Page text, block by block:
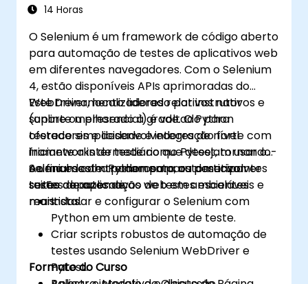
14 Horas
O Selenium é um framework de código aberto
para automação de testes de aplicativos web
em diferentes navegadores. Com o Selenium
4, estão disponíveis APIs aprimoradas do
WebDriver, localizadores relativos nativos e
suporte melhorado à grade. O Python
oferece simplicidade e integração forte com
frameworks de teste como Pytest, tornando-
o uma escolha poderosa para desenvolver
suites de automação de testes escaláveis e
mantidas.
Este treinamento liderado por instrutor
(online ou presencial) é voltado para
testadores e desenvolvedores de nível
iniciante a intermediário que desejam usar o
Selenium com Python para automatizar
testes de aplicativos web em ambientes
reais.
Ao final deste treinamento, os participantes
serão capazes de:
Instalar e configurar o Selenium com
Python em um ambiente de teste.
Criar scripts robustos de automação de
testes usando Selenium WebDriver e
Pytest.
Formato do Curso